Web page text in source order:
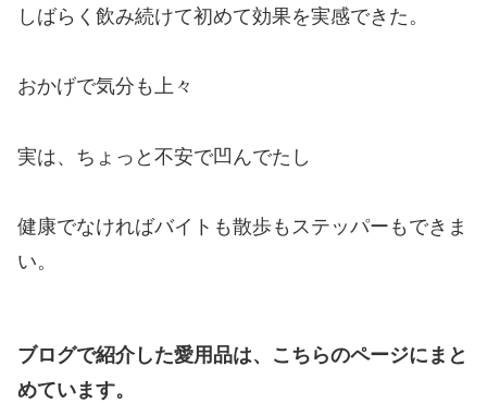
しばらく飲み続けて初めて効果を実感できた。
おかげで気分も上々
実は、ちょっと不安で凹んでたし
健康でなければバイトも散歩もステッパーもできま
い。
ブログで紹介した愛用品は、こちらのページにまと
めています。